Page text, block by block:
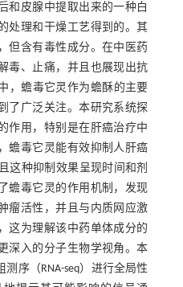
和皮腺中提取出来的一种白
处理和干燥工艺得到的。其
但含有毒性成分。在中医药
毒、止痛，并且也展现出抗
，蟾毒它灵作为蟾酥的主要
了广泛关注。本研究系统探
作用，特别是在肝癌治疗中
蟾毒它灵能有效抑制人肝癌
这种抑制效果呈现时间和剂
蟾毒它灵的作用机制，发现
瘤活性，并且与内质网应激
这为理解该中药单体成分的
深入的分子生物学视角。本
序（RNA-seq）进行全局性